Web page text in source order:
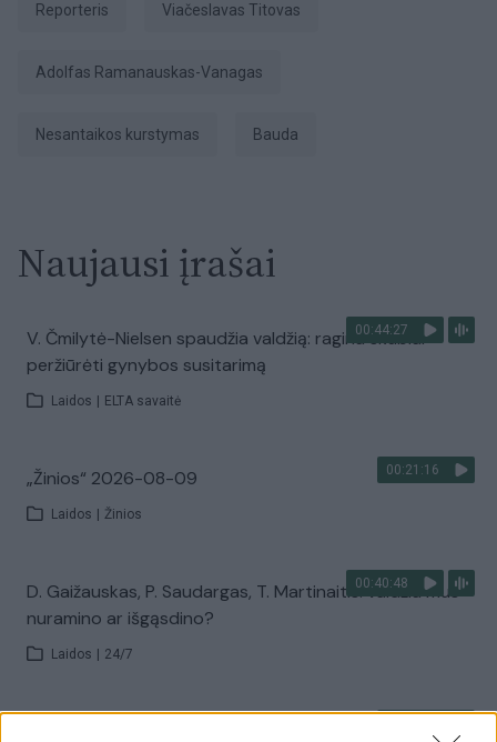
Reporteris Viačeslavas Titovas
Adolfas Ramanauskas-Vanagas
nesantaikos kurstymas Bauda
Naujausi įrašai
00:44:27
V. Čmilytė-Nielsen spaudžia valdžią: ragina skubiai
peržiūrėti gynybos susitarimą
Laidos ELTA savaitė
00:21:16
„Žinios“ 2026-08-09
Laidos Žinios
00:40:48
D. Gaižauskas, P. Saudargas, T. Martinaitis: valdžia mus
nuramino ar išgąsdino?
Laidos 24/7
Savaitės pradžia su lietumi ir perkūnija: temperatūra